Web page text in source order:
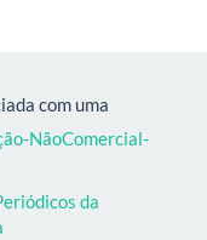
com uma
NãoComercial-
da